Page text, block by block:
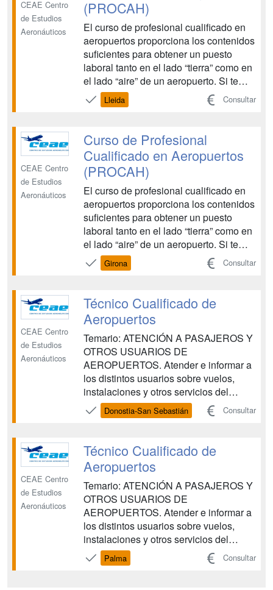
CEAE Centro
de Estudios
Aeronáuticos
(PROCAH)
El curso de profesional cualificado en
aeropuertos proporciona los contenidos
suficientes para obtener un puesto
laboral tanto en el lado “tierra” como en
el lado “aire” de un aeropuerto. Si te
gusta esta profesión no será difícil
conseguir tu implicación lo que
para ambas partes. Para ello te
preparamos para ...
Lleida Consultar
CEAE Centro
de Estudios
Aeronáuticos
Curso de Profesional
Cualificado en Aeropuertos
(PROCAH)
El curso de profesional cualificado en
aeropuertos proporciona los contenidos
suficientes para obtener un puesto
laboral tanto en el lado “tierra” como en
el lado “aire” de un aeropuerto. Si te
gusta esta profesión no será difícil
conseguir tu implicación lo que
para ambas partes. Para ello te
preparamos para ...
Girona Consultar
CEAE Centro
de Estudios
Aeronáuticos
Técnico Cualificado de
Aeropuertos
Temario: ATENCIÓN A PASAJEROS Y
OTROS USUARIOS DE
AEROPUERTOS. Atender e informar a
los distintos usuarios sobre vuelos,
instalaciones y otros servicios del
aeropuerto, siguiendo los
procedimientos establecidos, aplicando
para las personas con discapacidad y
con la eficacia y calidad requeridas.
OPERACIONES DE G...
Donostia-San Sebastián Consultar
CEAE Centro
de Estudios
Aeronáuticos
Técnico Cualificado de
Aeropuertos
Temario: ATENCIÓN A PASAJEROS Y
OTROS USUARIOS DE
AEROPUERTOS. Atender e informar a
los distintos usuarios sobre vuelos,
instalaciones y otros servicios del
aeropuerto, siguiendo los
procedimientos establecidos, aplicando
Palma Consultar